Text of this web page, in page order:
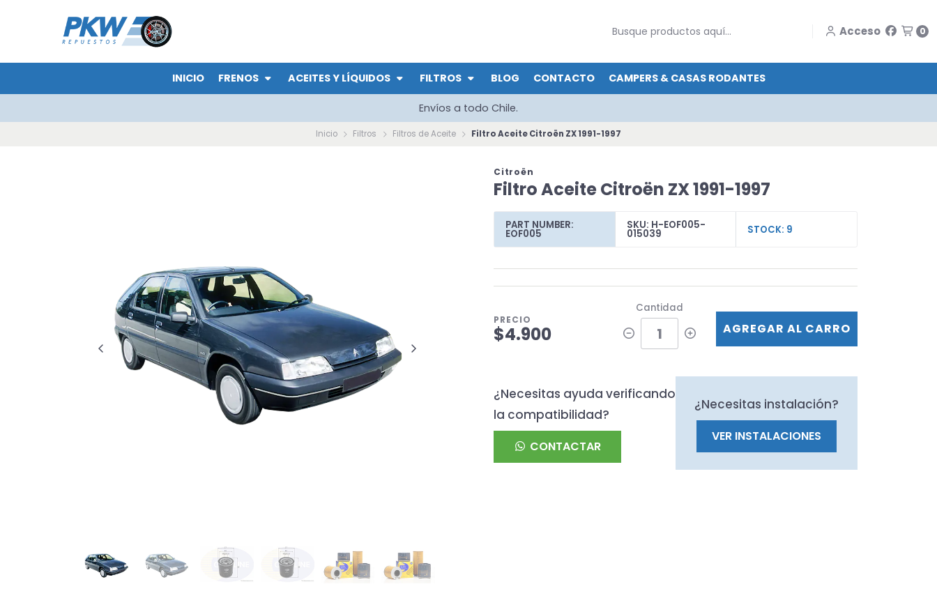
Acceso 0
INICIO FRENOS ACEITES Y LÍQUIDOS FILTROS BLOG CONTACTO CAMPERS & CASAS RODANTES
Envíos a todo Chile.
Inicio Filtros Filtros de Aceite Filtro Aceite Citroën ZX 1991-1997
Citroën
Filtro Aceite Citroën ZX 1991-1997
PART NUMBER:
EOF005
SKU: H-EOF005-
015039 STOCK: 9
PRECIO
$4.900
Cantidad
AGREGAR AL CARRO
¿Necesitas ayuda verificando
la compatibilidad?
CONTACTAR
¿Necesitas instalación?
VER INSTALACIONES